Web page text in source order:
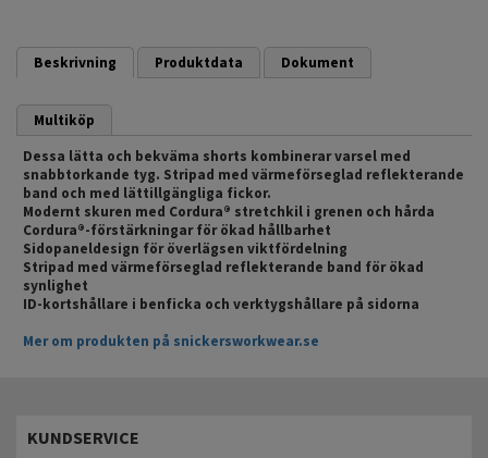
Beskrivning Produktdata Dokument
Multiköp
Dessa lätta och bekväma shorts kombinerar varsel med
snabbtorkande tyg. Stripad med värmeförseglad reflekterande
band och med lättillgängliga fickor.
Modernt skuren med Cordura® stretchkil i grenen och hårda
Cordura®-förstärkningar för ökad hållbarhet
Sidopaneldesign för överlägsen viktfördelning
Stripad med värmeförseglad reflekterande band för ökad
synlighet
ID-kortshållare i benficka och verktygshållare på sidorna
Mer om produkten på snickersworkwear.se
KUNDSERVICE